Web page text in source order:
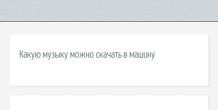
Какую музыку можно скачать в машину